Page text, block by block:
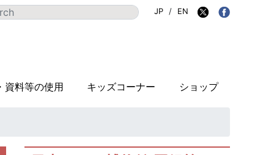
資料等の使用 キッズコーナー ショップ
JP / EN